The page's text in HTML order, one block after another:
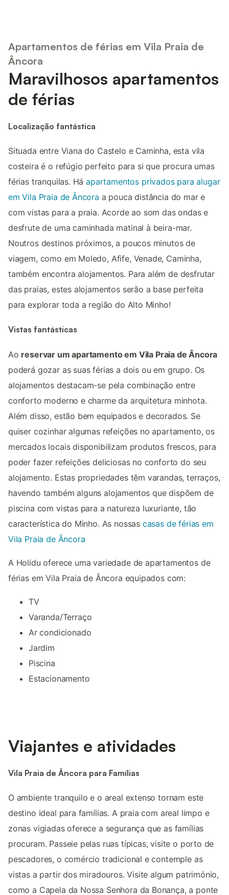
Apartamentos de férias em Vila Praia de
Âncora
Maravilhosos apartamentos
de férias
Localização fantástica
Situada entre Viana do Castelo e Caminha, esta vila
costeira é o refúgio perfeito para si que procura umas
férias tranquilas. Háapartamentos privados para alugar
em Vila Praia de Âncora a pouca distância do mar e
com vistas para a praia. Acorde ao som das ondas e
desfrute de uma caminhada matinal à beira-mar.
Noutros destinos próximos, a poucos minutos de
viagem, como em Moledo, Afife, Venade, Caminha,
também encontra alojamentos. Para além de desfrutar
das praias, estes alojamentos serão a base perfeita
para explorar toda a região do Alto Minho!
Vistas fantásticas
Ao reservar um apartamento em Vila Praia de Âncora
poderá gozar as suas férias a dois ou em grupo. Os
alojamentos destacam-se pela combinação entre
conforto moderno e charme da arquitetura minhota.
Além disso, estão bem equipados e decorados. Se
quiser cozinhar algumas refeições no apartamento, os
mercados locais disponibilizam produtos frescos, para
poder fazer refeições deliciosas no conforto do seu
alojamento. Estas propriedades têm varandas, terraços,
havendo também alguns alojamentos que dispõem de
piscina com vistas para a natureza luxuriante, tão
característica do Minho. As nossas casas de férias em
Vila Praia de Âncora
A Holidu oferece uma variedade de apartamentos de
férias em Vila Praia de Âncora equipados com:
TV
Varanda/Terraço
Ar condicionado
Jardim
Piscina
Estacionamento
Viajantes e atividades
Vila Praia de Âncora para Famílias
O ambiente tranquilo e o areal extenso tornam este
destino ideal para famílias. A praia com areal limpo e
zonas vigiadas oferece a segurança que as famílias
procuram. Passeie pelas ruas típicas, visite o porto de
pescadores, o comércio tradicional e contemple as
vistas a partir dos miradouros. Visite algum património,
como a Capela da Nossa Senhora da Bonança, a ponte